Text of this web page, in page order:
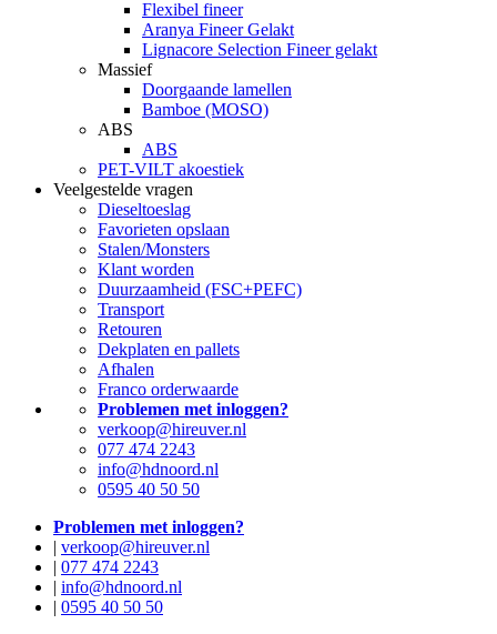
Flexibel fineer
Aranya Fineer Gelakt
Lignacore Selection Fineer gelakt
Massief
Doorgaande lamellen
Bamboe (MOSO)
ABS
ABS
PET-VILT akoestiek
Veelgestelde vragen
Dieseltoeslag
Favorieten opslaan
Stalen/Monsters
Klant worden
Duurzaamheid (FSC+PEFC)
Transport
Retouren
Dekplaten en pallets
Afhalen
Franco orderwaarde
Problemen met inloggen?
verkoop@hireuver.nl
077 474 2243
info@hdnoord.nl
0595 40 50 50
Problemen met inloggen?
| verkoop@hireuver.nl
| 077 474 2243
| info@hdnoord.nl
| 0595 40 50 50